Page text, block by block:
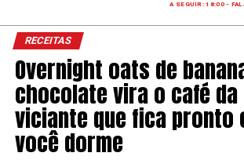
A SEGUIR: 18:00 -
RECEITAS
Overnight oats de
chocolate vira o café da
viciante que fica pronto
você dorme